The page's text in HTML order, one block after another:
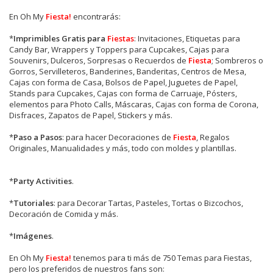
En Oh My Fiesta! encontrarás:
*Imprimibles Gratis para Fiestas: Invitaciones, Etiquetas para
Candy Bar, Wrappers y Toppers para Cupcakes, Cajas para
Souvenirs, Dulceros, Sorpresas o Recuerdos de Fiesta; Sombreros o
Gorros, Servilleteros, Banderines, Banderitas, Centros de Mesa,
Cajas con forma de Casa, Bolsos de Papel, Juguetes de Papel,
Stands para Cupcakes, Cajas con forma de Carruaje, Pósters,
elementos para Photo Calls, Máscaras, Cajas con forma de Corona,
Disfraces, Zapatos de Papel, Stickers y más.
*Paso a Pasos: para hacer Decoraciones de Fiesta, Regalos
Originales, Manualidades y más, todo con moldes y plantillas.
*Party Activities.
*Tutoriales: para Decorar Tartas, Pasteles, Tortas o Bizcochos,
Decoración de Comida y más.
*Imágenes.
En Oh My Fiesta! tenemos para ti más de 750 Temas para Fiestas,
pero los preferidos de nuestros fans son: